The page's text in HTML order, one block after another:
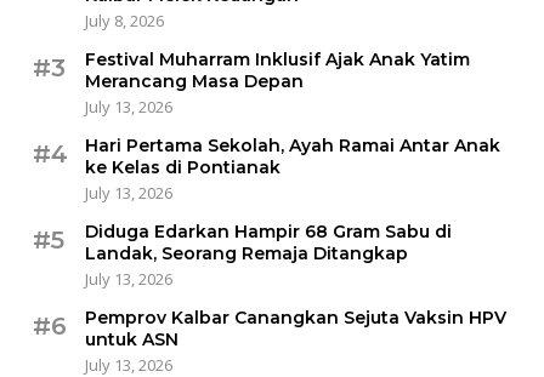
July 8, 2026
#3
Festival Muharram Inklusif Ajak Anak Yatim
Merancang Masa Depan
July 13, 2026
#4
Hari Pertama Sekolah, Ayah Ramai Antar Anak
ke Kelas di Pontianak
July 13, 2026
#5
Diduga Edarkan Hampir 68 Gram Sabu di
Landak, Seorang Remaja Ditangkap
July 13, 2026
#6
Pemprov Kalbar Canangkan Sejuta Vaksin HPV
untuk ASN
July 13, 2026